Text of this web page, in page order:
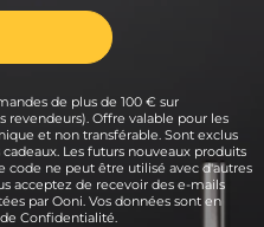
de plus de 100 € sur
revendeurs). Offre valable pour les
et non transférable. Sont exclus
Les futurs nouveaux produits
code ne peut être utilisé avec d'autres
acceptez de recevoir des e-mails
par Ooni. Vos données sont en
Confidentialité.